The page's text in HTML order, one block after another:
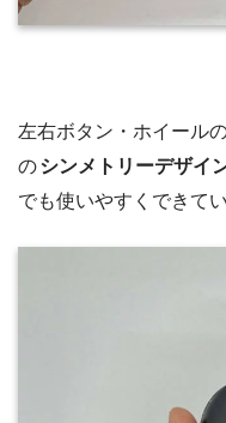
左右ボタン・ホイール
のシンメトリーデザイ
でも使いやすくできてい